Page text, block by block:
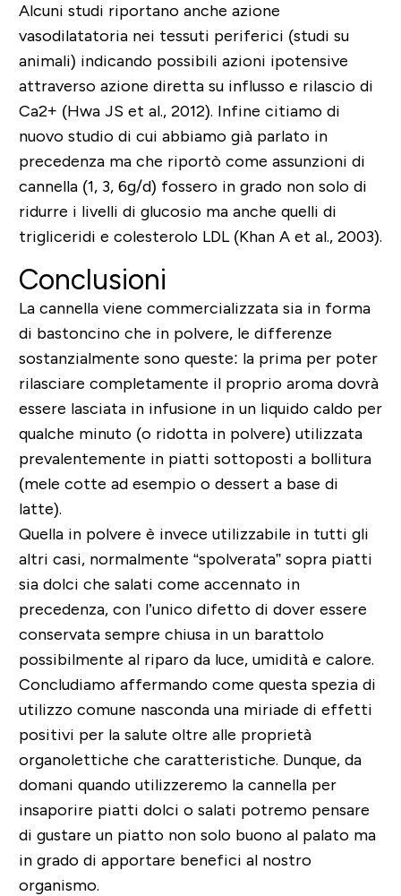
Alcuni studi riportano anche azione
vasodilatatoria nei tessuti periferici (studi su
animali) indicando possibili azioni ipotensive
attraverso azione diretta su influsso e rilascio di
Ca2+ (Hwa JS et al., 2012). Infine citiamo di
nuovo studio di cui abbiamo già parlato in
precedenza ma che riportò come assunzioni di
cannella (1, 3, 6g/d) fossero in grado non solo di
ridurre i livelli di glucosio ma anche quelli di
trigliceridi e colesterolo LDL (Khan A et al., 2003).
Conclusioni
La cannella viene commercializzata sia in forma
di bastoncino che in polvere, le differenze
sostanzialmente sono queste: la prima per poter
rilasciare completamente il proprio aroma dovrà
essere lasciata in infusione in un liquido caldo per
qualche minuto (o ridotta in polvere) utilizzata
prevalentemente in piatti sottoposti a bollitura
(mele cotte ad esempio o dessert a base di
latte).
Quella in polvere è invece utilizzabile in tutti gli
altri casi, normalmente “spolverata” sopra piatti
sia dolci che salati come accennato in
precedenza, con l’unico difetto di dover essere
conservata sempre chiusa in un barattolo
possibilmente al riparo da luce, umidità e calore.
Concludiamo affermando come questa spezia di
utilizzo comune nasconda una miriade di effetti
positivi per la salute oltre alle proprietà
organolettiche che caratteristiche. Dunque, da
domani quando utilizzeremo la cannella per
insaporire piatti dolci o salati potremo pensare
di gustare un piatto non solo buono al palato ma
in grado di apportare benefici al nostro
organismo.